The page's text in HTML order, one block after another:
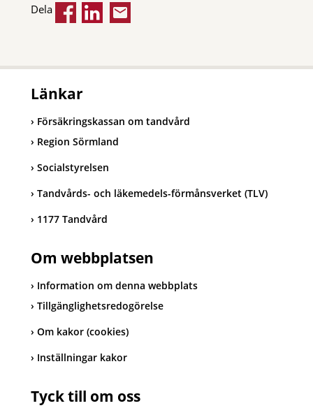
Dela
Länkar
Försäkringskassan om tandvård
Region Sörmland
Socialstyrelsen
Tandvårds- och läkemedels-förmånsverket (TLV)
1177 Tandvård
Om webbplatsen
Information om denna webbplats
Tillgänglighetsredogörelse
Om kakor (cookies)
Inställningar kakor
Tyck till om oss